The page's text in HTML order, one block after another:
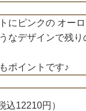
にピンクの オー
なデザインで残
ポイントです♪
込12210円）